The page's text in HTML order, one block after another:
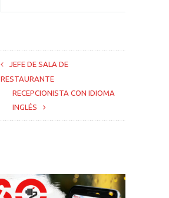
JEFE DE SALA DE
RESTAURANTE
RECEPCIONISTA CON IDIOMA
INGLÉS